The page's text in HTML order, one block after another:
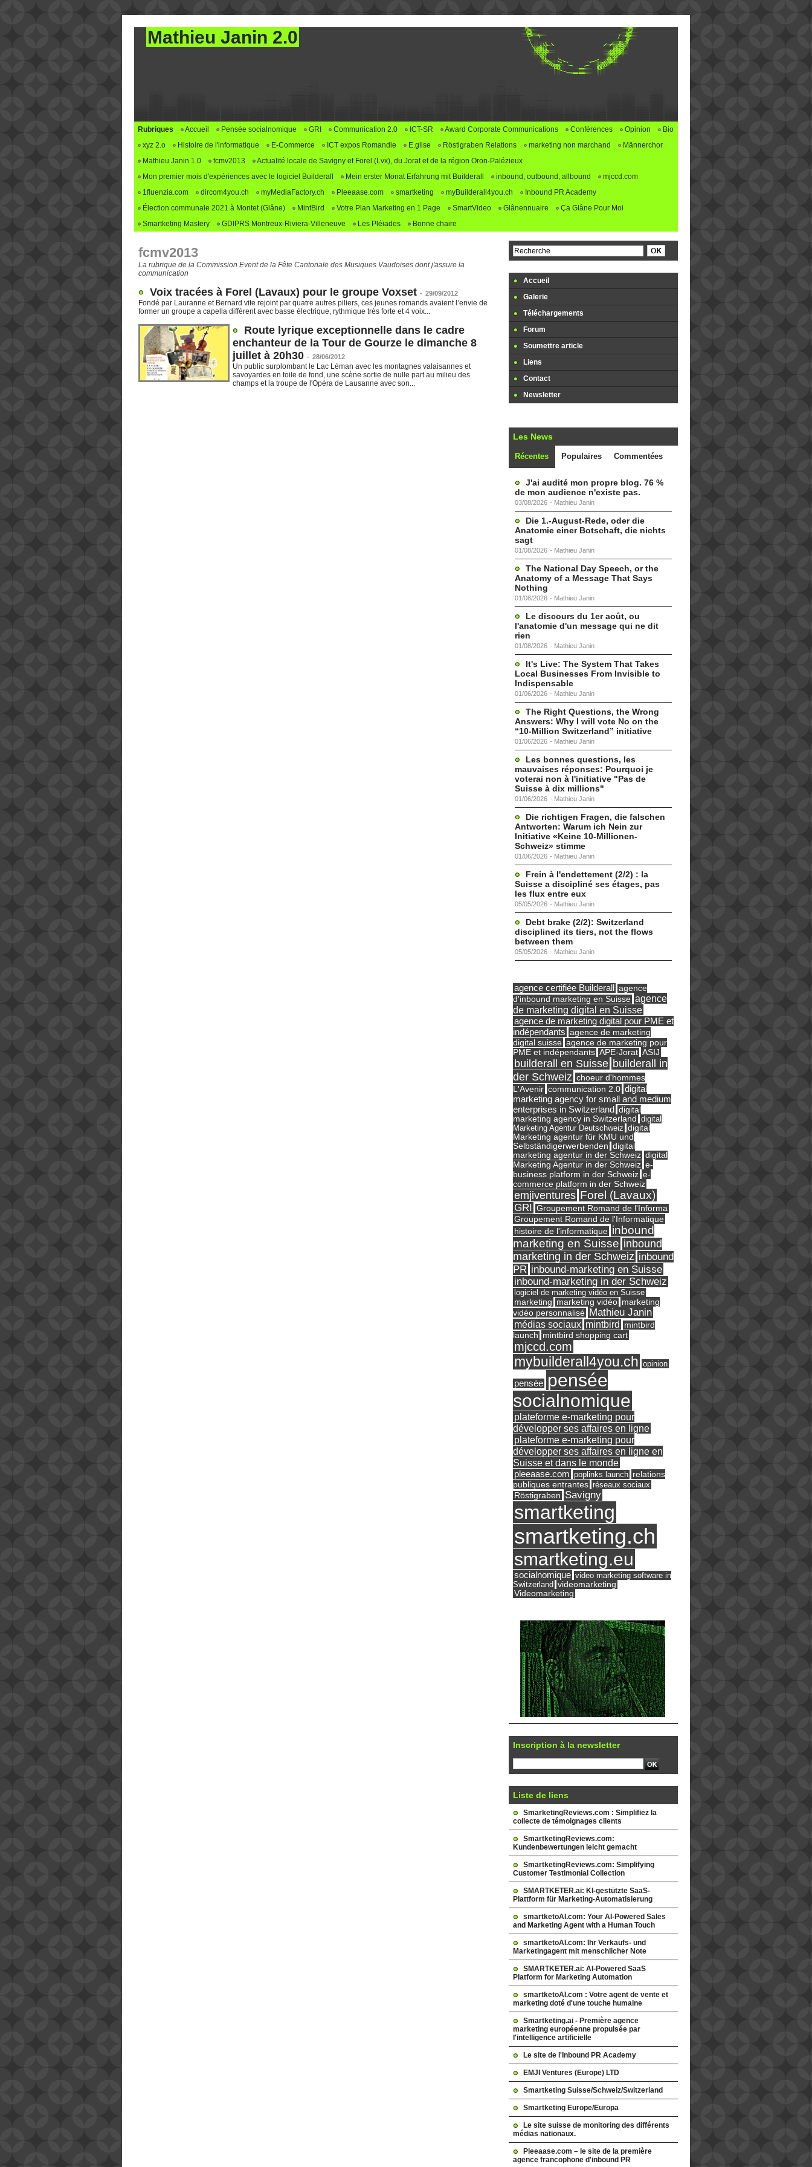
Mathieu Janin 2.0
Rubriques Accueil Pensée socialnomique GRI Communication 2.0 ICT-SR Award Corporate Communications Conférences Opinion
Bio
xyz 2.o
Histoire de l'informatique E-Commerce ICT expos Romandie E.glise Röstigraben Relations marketing non marchand
Männerchor
Mathieu Janin 1.0
fcmv2013
Actualité locale de Savigny et Forel (Lvx), du Jorat et de la région Oron-Palézieux
Mon premier mois d'expériences avec le logiciel Builderall
Mein erster Monat Erfahrung mit Builderall inbound, outbound, allbound
mjccd.com
1fluenzia.com
dircom4you.ch myMediaFactory.ch Pleeaase.com smartketing myBuilderall4you.ch
Inbound PR Academy
Élection communale 2021 à Montet (Glâne)
MintBird Votre Plan Marketing en 1 Page SmartVideo Glânennuaire
Ça Glâne Pour Moi
Smartketing Mastery
GDIPRS Montreux-Riviera-Villeneuve Les Pléiades Bonne chaire
fcmv2013
La rubrique de la Commission Event de la Fête Cantonale des Musiques Vaudoises dont j'assure la
communication
Voix tracées à Forel (Lavaux) pour le groupe Voxset - 29/09/2012
Fondé par Lauranne et Bernard vite rejoint par quatre autres piliers, ces jeunes romands avaient l’envie de
former un groupe a capella différent avec basse électrique, rythmique très forte et 4 voix...
Route lyrique exceptionnelle dans le cadre
enchanteur de la Tour de Gourze le dimanche 8
juillet à 20h30 - 28/06/2012
Un public surplombant le Lac Léman avec les montagnes valaisannes et
savoyardes en toile de fond, une scène sortie de nulle part au milieu des
champs et la troupe de l'Opéra de Lausanne avec son...
Accueil
Galerie
Téléchargements
Forum
Soumettre article
Liens
Contact
Newsletter
Les News
Récentes Populaires Commentées
J'ai audité mon propre blog. 76 %
de mon audience n'existe pas.
03/08/2026 - Mathieu Janin
Die 1.-August-Rede, oder die
Anatomie einer Botschaft, die nichts
sagt
01/08/2026 - Mathieu Janin
The National Day Speech, or the
Anatomy of a Message That Says
Nothing
01/08/2026 - Mathieu Janin
Le discours du 1er août, ou
l'anatomie d'un message qui ne dit
rien
01/08/2026 - Mathieu Janin
It's Live: The System That Takes
Local Businesses From Invisible to
Indispensable
01/06/2026 - Mathieu Janin
The Right Questions, the Wrong
Answers: Why I will vote No on the
“10-Million Switzerland” initiative
01/06/2026 - Mathieu Janin
Les bonnes questions, les
mauvaises réponses: Pourquoi je
voterai non à l'initiative "Pas de
Suisse à dix millions"
01/06/2026 - Mathieu Janin
Die richtigen Fragen, die falschen
Antworten: Warum ich Nein zur
Initiative «Keine 10-Millionen-
Schweiz» stimme
01/06/2026 - Mathieu Janin
Frein à l'endettement (2/2) : la
Suisse a discipliné ses étages, pas
les flux entre eux
05/05/2026 - Mathieu Janin
Debt brake (2/2): Switzerland
disciplined its tiers, not the flows
between them
05/05/2026 - Mathieu Janin
agence certifiée Builderall
agence
d'inbound marketing en Suisse agence
de marketing digital en Suisse
agence de marketing digital pour PME et
indépendants agence de marketing
digital suisse agence de marketing pour
PME et indépendants APE-Jorat ASIJ
builderall en Suisse builderall in
der Schweiz choeur d'hommes
L'Avenir communication 2.0 digital
marketing agency for small and medium
enterprises in Switzerland digital
marketing agency in Switzerland digital
Marketing Agentur Deutschweiz digital
Marketing agentur für KMU und
Selbständigerwerbenden digital
marketing agentur in der Schweiz digital
Marketing Agentur in der Schweiz e-
business platform in der Schweiz e-
commerce platform in der Schweiz
emjiventures Forel (Lavaux)
GRI Groupement Romand de l'Informa
Groupement Romand de l'Informatique
histoire de l'informatique inbound
marketing en Suisse inbound
marketing in der Schweiz inbound
PR inbound-marketing en Suisse
inbound-marketing in der Schweiz
logiciel de marketing vidéo en Suisse
marketing marketing vidéo marketing
vidéo personnalisé Mathieu Janin
médias sociaux mintbird
mintbird
launch mintbird shopping cart
mjccd.com
mybuilderall4you.ch opinion
pensée pensée
socialnomique
plateforme e-marketing pour
développer ses affaires en ligne
plateforme e-marketing pour
développer ses affaires en ligne en
Suisse et dans le monde
pleeaase.com poplinks launch relations
publiques entrantes réseaux sociaux
Röstigraben Savigny
smartketing
smartketing.ch
smartketing.eu
socialnomique video marketing software in
Switzerland videomarketing
Videomarketing
Inscription à la newsletter
Liste de liens
SmarketingReviews.com : Simplifiez la
collecte de témoignages clients
SmartketingReviews.com:
Kundenbewertungen leicht gemacht
SmartketingReviews.com: Simplifying
Customer Testimonial Collection
SMARTKETER.ai: KI-gestützte SaaS-
Plattform für Marketing-Automatisierung
smartketoAI.com: Your AI-Powered Sales
and Marketing Agent with a Human Touch
smartketoAI.com: Ihr Verkaufs- und
Marketingagent mit menschlicher Note
SMARTKETER.ai: AI-Powered SaaS
Platform for Marketing Automation
smartketoAI.com : Votre agent de vente et
marketing doté d'une touche humaine
Smartketing.ai - Première agence
marketing européenne propulsée par
l'intelligence artificielle
Le site de l'Inbound PR Academy
EMJI Ventures (Europe) LTD
Smartketing Suisse/Schweiz/Switzerland
Smartketing Europe/Europa
Le site suisse de monitoring des différents
médias nationaux.
Pleeaase.com – le site de la première
agence francophone d'inbound PR